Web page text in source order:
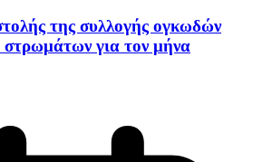
της συλλογής ογκωδών
στρωμάτων για τον μήνα